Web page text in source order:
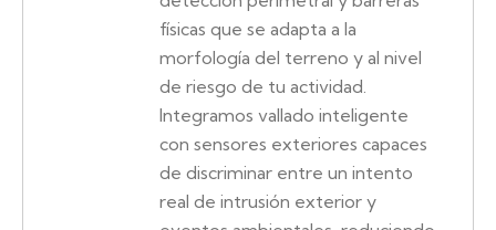
físicas que se adapta a la
morfología del terreno y al nivel
de riesgo de tu actividad.
Integramos vallado inteligente
con sensores exteriores capaces
de discriminar entre un intento
real de intrusión exterior y